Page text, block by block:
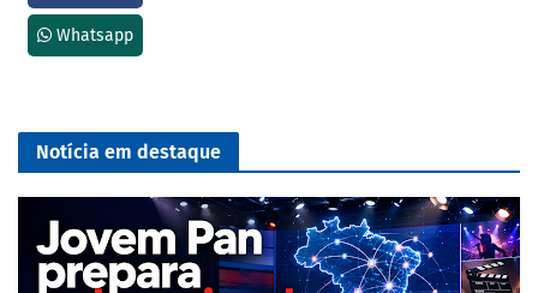
Whatsapp
Notícia em destaque